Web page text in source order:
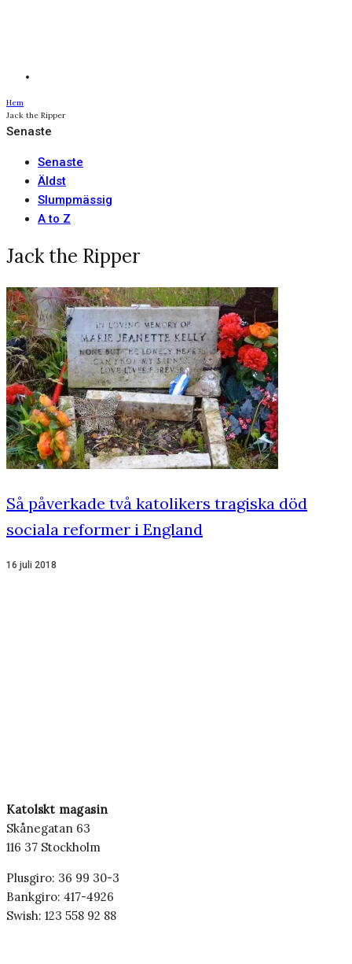
Hem
Jack the Ripper
Senaste
Senaste
Äldst
Slumpmässig
A to Z
Jack the Ripper
Så påverkade två katolikers tragiska död
sociala reformer i England
16 juli 2018
Katolskt magasin
Skånegatan 63
116 37 Stockholm
Plusgiro: 36 99 30-3
Bankgiro: 417-4926
Swish: 123 558 92 88